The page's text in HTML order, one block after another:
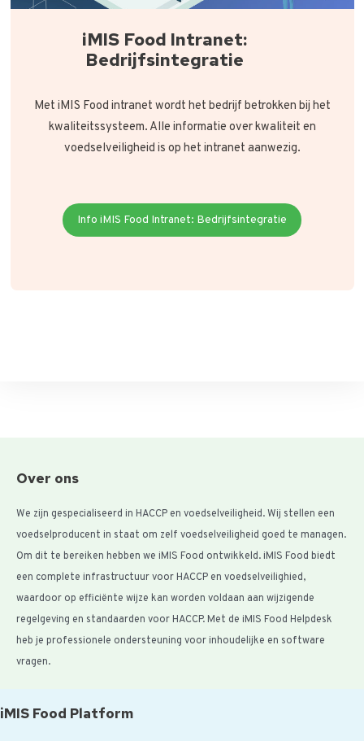
iMIS Food Intranet:
Bedrijfsintegratie
Met iMIS Food intranet wordt het bedrijf betrokken bij het
kwaliteitssysteem. Alle informatie over kwaliteit en
voedselveiligheid is op het intranet aanwezig.
Info iMIS Food Intranet: Bedrijfsintegratie
Over ons
We zijn gespecialiseerd in HACCP en voedselveiligheid. Wij stellen een
voedselproducent in staat om zelf voedselveiligheid goed te managen.
Om dit te bereiken hebben we iMIS Food ontwikkeld. iMIS Food biedt
een complete infrastructuur voor HACCP en voedselveilighied,
waardoor op efficiënte wijze kan worden voldaan aan wijzigende
regelgeving en standaarden voor HACCP. Met de iMIS Food Helpdesk
heb je professionele ondersteuning voor inhoudelijke en software
vragen.
iMIS Food Platform